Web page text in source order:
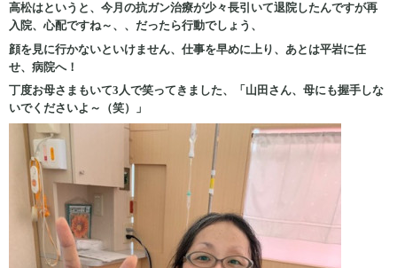
高松はというと、今月の抗ガン治療が少々長引いて退院したんですが再
入院、心配ですね～、、だったら行動でしょう、
顔を見に行かないといけません、仕事を早めに上り、あとは平岩に任
せ、病院へ！
丁度お母さまもいて3人で笑ってきました、「山田さん、母にも握手しな
いでくださいよ～（笑）」